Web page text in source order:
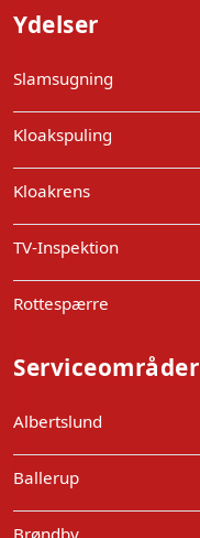
Ydelser
Slamsugning
Kloakspuling
Kloakrens
TV-Inspektion
Rottespærre
Serviceområder
Albertslund
Ballerup
Brøndby